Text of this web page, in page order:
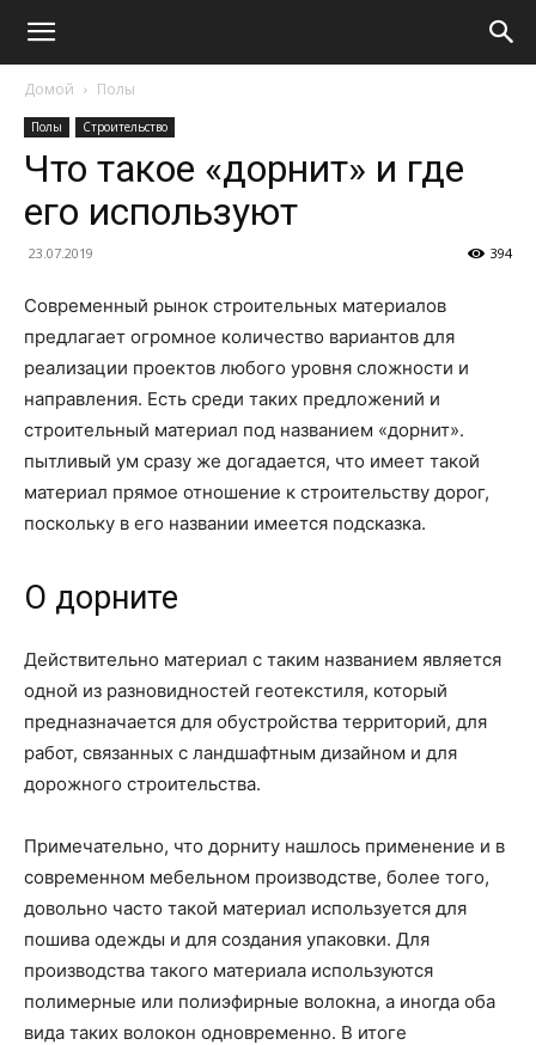
Домой Полы
Полы Строительство
Что такое «дорнит» и где
его используют
23.07.2019 394
Современный рынок строительных материалов
предлагает огромное количество вариантов для
реализации проектов любого уровня сложности и
направления. Есть среди таких предложений и
строительный материал под названием «дорнит».
пытливый ум сразу же догадается, что имеет такой
материал прямое отношение к строительству дорог,
поскольку в его названии имеется подсказка.
О дорните
Действительно материал с таким названием является
одной из разновидностей геотекстиля, который
предназначается для обустройства территорий, для
работ, связанных с ландшафтным дизайном и для
дорожного строительства.
Примечательно, что дорниту нашлось применение и в
современном мебельном производстве, более того,
довольно часто такой материал используется для
пошива одежды и для создания упаковки. Для
производства такого материала используются
полимерные или полиэфирные волокна, а иногда оба
вида таких волокон одновременно. В итоге